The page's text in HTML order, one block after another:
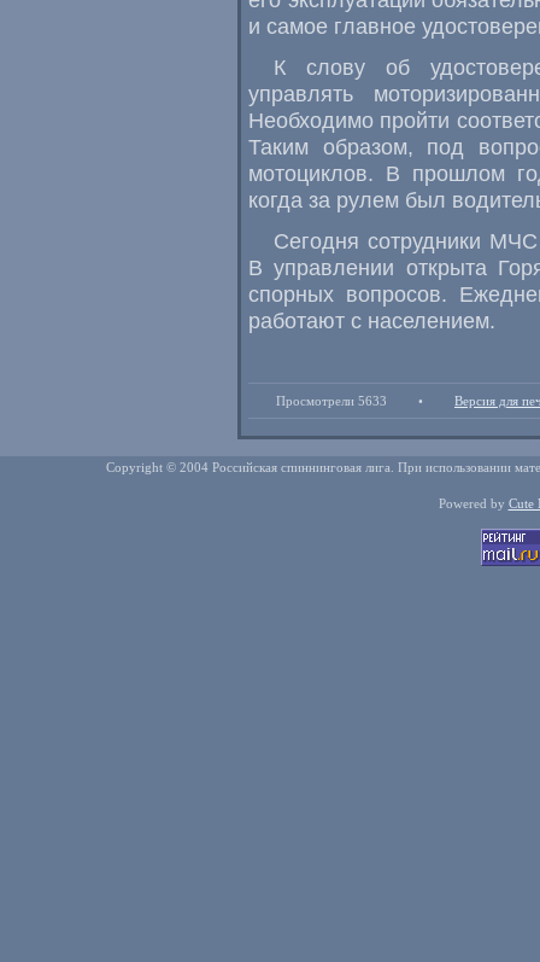
и самое главное
К слову об
управлять
Необходимо пройти
Таким образом, под
мотоциклов. В прошлом
когда за рулем был
Сегодня сотрудники
В управлении открыта
спорных вопросов.
работают с населением.
Просмотрели 5633 • Версия для
Copyright © 2004 Российская спиннинговая лига. При использовании
Powered by Cute